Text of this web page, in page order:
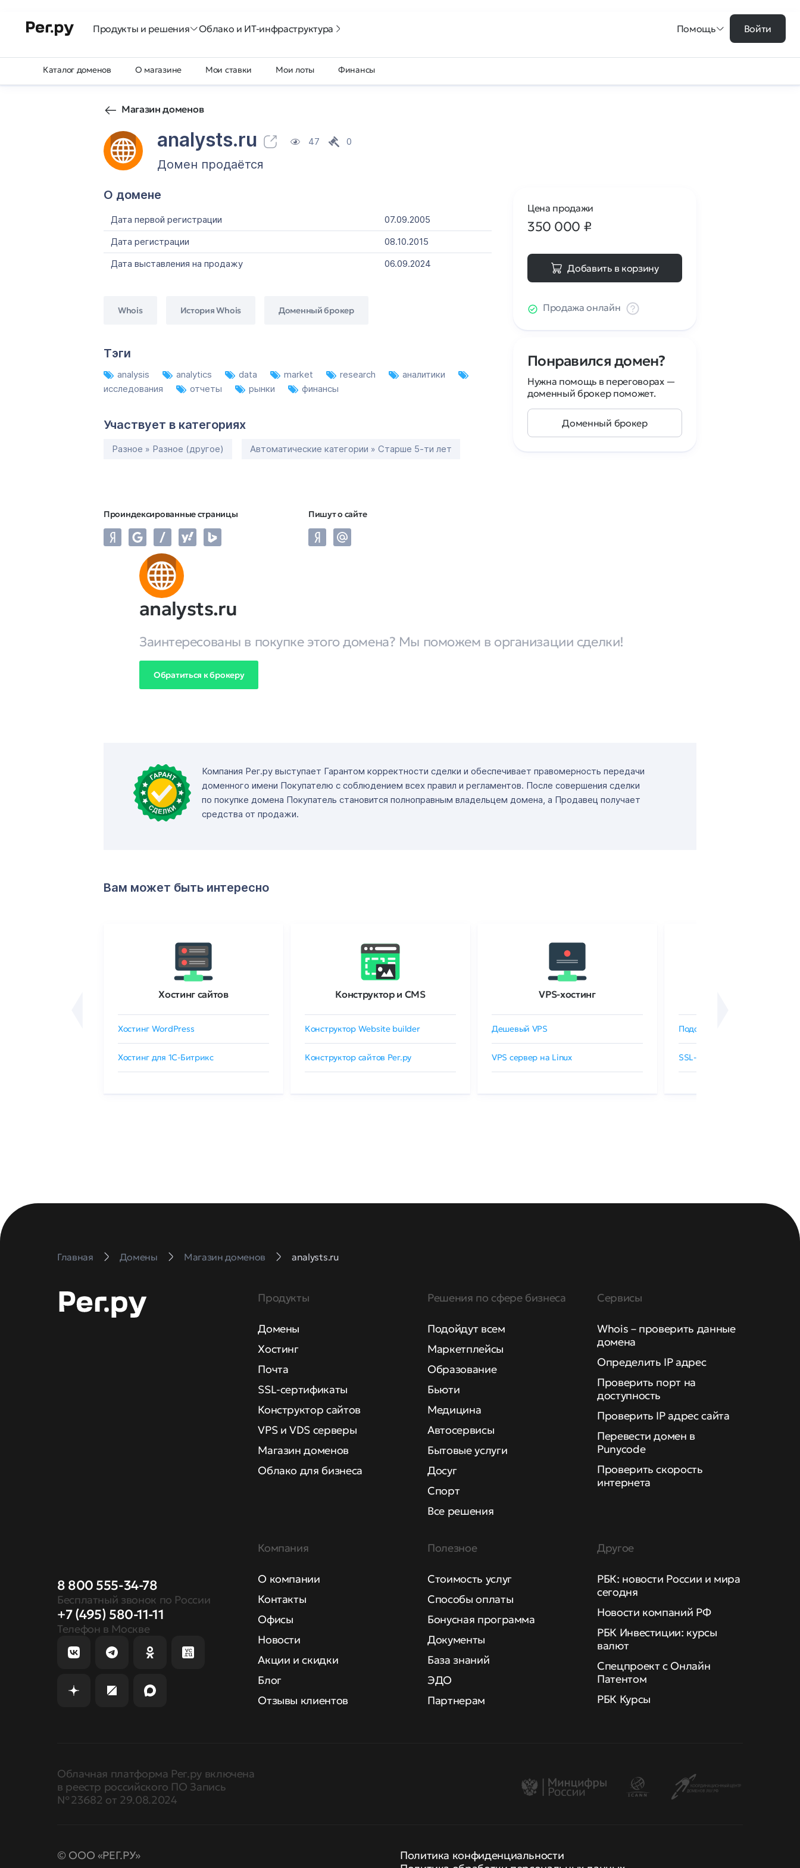
Продукты и решения Облако и ИТ-инфраструктура Помощь Войти
Каталог доменов О магазине Мои ставки Мои лоты Финансы
Магазин доменов
analysts.ru 47 0
Домен продаётся
О домене
Дата первой регистрации
07.09.2005
Дата регистрации
08.10.2015
Дата выставления на продажу
06.09.2024
Whois История Whois Доменный брокер
Тэги
analysis analytics data market research
аналитики
исследования
отчеты рынки финансы
Участвует в категориях
Разное » Разное (другое) Автоматические категории » Старше 5-ти лет
Проиндексированные страницы Пишут о сайте
Цена продажи
350 000 ₽
Добавить в корзину
Продажа онлайн
Понравился домен?
Нужна помощь в переговорах —
доменный брокер поможет.
Доменный брокер
analysts.ru
Заинтересованы в покупке этого домена? Мы поможем в организации сделки!
Обратиться к брокеру
Компания Рег.ру выступает Гарантом корректности сделки и обеспечивает правомерность передачи
доменного имени Покупателю с соблюдением всех правил и регламентов. После совершения сделки
по покупке домена Покупатель становится полноправным владельцем домена, а Продавец получает
средства от продажи.
Вам может быть интересно
Хостинг сайтов
Хостинг WordPress
Хостинг для 1C-Битрикс
Конструктор и CMS
Конструктор Website builder
Конструктор сайтов Рег.ру
VPS-хостинг
Дешевый VPS
VPS сервер на Linux
Подобрать SSL-сертификат
SSL-сертификаты GlobalSign
Главная Домены Магазин доменов analysts.ru
8 800 555-34-78
Бесплатный звонок по России
+7 (495) 580-11-11
Телефон в Москве
Продукты
Домены
Хостинг
Почта
SSL-сертификаты
Конструктор сайтов
VPS и VDS серверы
Магазин доменов
Облако для бизнеса
Решения по сфере бизнеса
Подойдут всем
Маркетплейсы
Образование
Бьюти
Медицина
Автосервисы
Бытовые услуги
Досуг
Спорт
Все решения
Сервисы
Whois – проверить данные
домена
Определить IP адрес
Проверить порт на
доступность
Проверить IP адрес сайта
Перевести домен в
Punycode
Проверить скорость
интернета
Компания
О компании
Контакты
Офисы
Новости
Акции и скидки
Блог
Отзывы клиентов
Полезное
Стоимость услуг
Способы оплаты
Бонусная программа
Документы
База знаний
ЭДО
Партнерам
Другое
РБК: новости России и мира
сегодня
Новости компаний РФ
РБК Инвестиции: курсы
валют
Спецпроект с Онлайн
Патентом
РБК Курсы
Облачная платформа Рег.ру включена
в реестр российского ПО Запись
№ 23682 от 29.08.2024
© ООО «РЕГ.РУ»
Политика конфиденциальности